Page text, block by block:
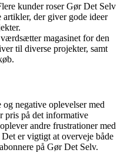
kunder roser Gør Det Selv
der giver gode ideer
magasinet for den
til diverse projekter, samt
negative oplevelser med
pris på det informative
andre frustrationer med
er vigtigt at overveje både
på Gør Det Selv.